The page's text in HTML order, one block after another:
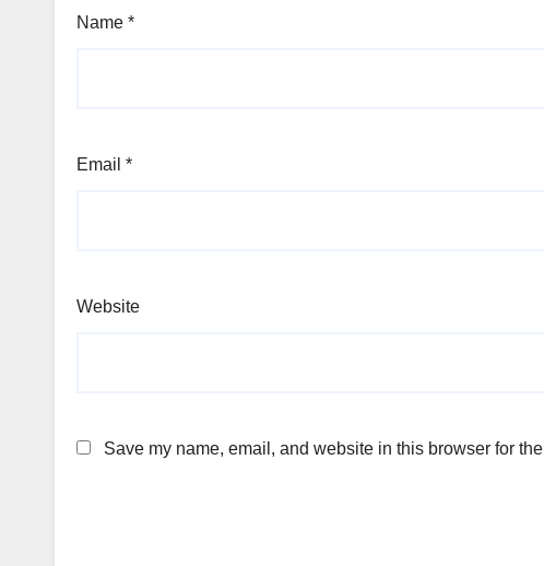
Name *
Email *
Website
Save my name, email, and website in this browser for